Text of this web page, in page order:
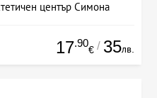
център Симона
17.90
€ / 35лв.